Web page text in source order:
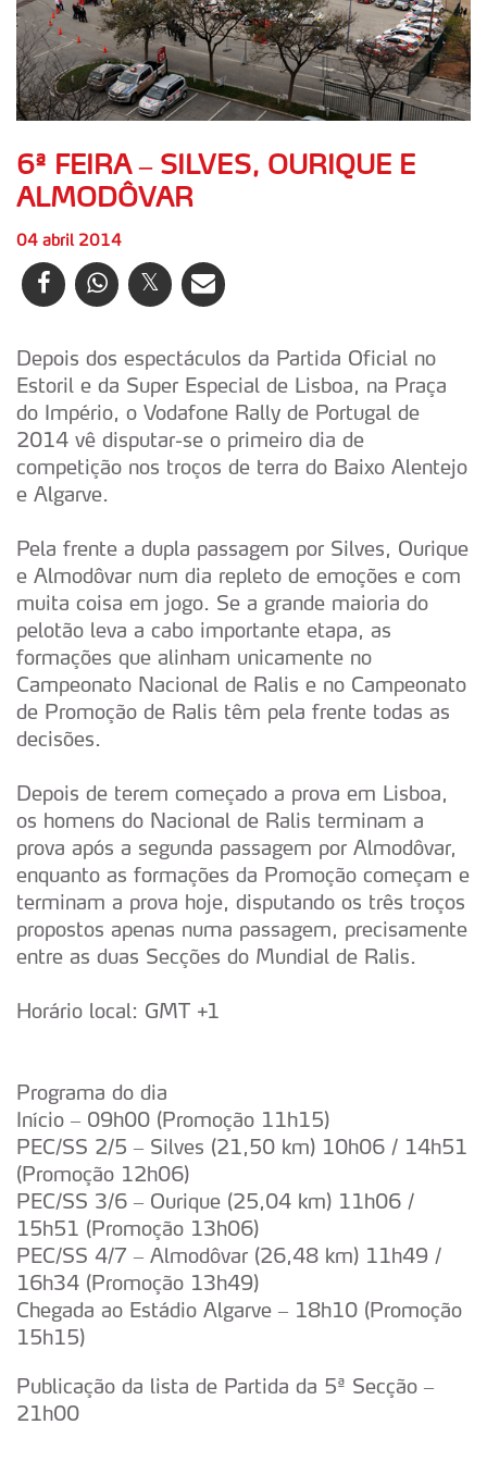
6ª FEIRA – SILVES, OURIQUE E
ALMODÔVAR
04 abril 2014
Depois dos espectáculos da Partida Oficial no
Estoril e da Super Especial de Lisboa, na Praça
do Império, o Vodafone Rally de Portugal de
2014 vê disputar-se o primeiro dia de
competição nos troços de terra do Baixo Alentejo
e Algarve.
Pela frente a dupla passagem por Silves, Ourique
e Almodôvar num dia repleto de emoções e com
muita coisa em jogo. Se a grande maioria do
pelotão leva a cabo importante etapa, as
formações que alinham unicamente no
Campeonato Nacional de Ralis e no Campeonato
de Promoção de Ralis têm pela frente todas as
decisões.
Depois de terem começado a prova em Lisboa,
os homens do Nacional de Ralis terminam a
prova após a segunda passagem por Almodôvar,
enquanto as formações da Promoção começam e
terminam a prova hoje, disputando os três troços
propostos apenas numa passagem, precisamente
entre as duas Secções do Mundial de Ralis.
Horário local: GMT +1
Programa do dia
Início – 09h00 (Promoção 11h15)
PEC/SS 2/5 – Silves (21,50 km) 10h06 / 14h51
(Promoção 12h06)
PEC/SS 3/6 – Ourique (25,04 km) 11h06 /
15h51 (Promoção 13h06)
PEC/SS 4/7 – Almodôvar (26,48 km) 11h49 /
16h34 (Promoção 13h49)
Chegada ao Estádio Algarve – 18h10 (Promoção
15h15)
Publicação da lista de Partida da 5ª Secção –
21h00